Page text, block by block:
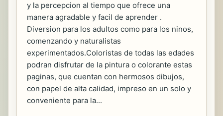
y la percepcion al tiempo que ofrece una
manera agradable y facil de aprender .
Diversion para los adultos como para los ninos,
comenzando y naturalistas
experimentados.Coloristas de todas las edades
podran disfrutar de la pintura o colorante estas
paginas, que cuentan con hermosos dibujos,
con papel de alta calidad, impreso en un solo y
conveniente para la...